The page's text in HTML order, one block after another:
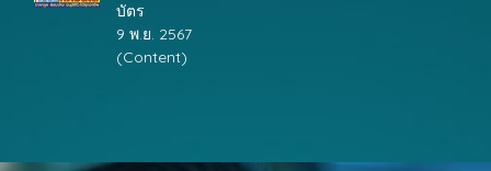
บัตร
9 พ.ย. 2567
(Content)